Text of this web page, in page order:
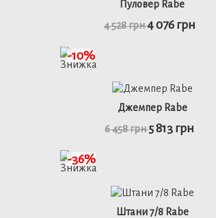
48 50 52
Пуловер Rabe
4 528 грн4 076 грн
46 48 50 52
Джемпер Rabe
6 458 грн 5 813 грн
-10%
Штани 7/8 Rabe
-36%